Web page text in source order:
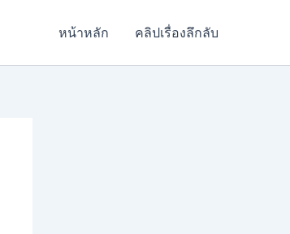
หน้าหลัก คลิปเรื่องลึกลับ